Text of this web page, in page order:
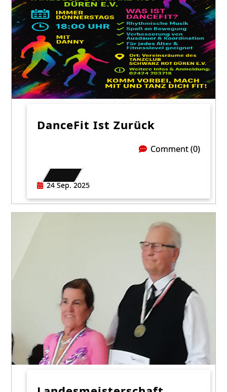
DanceFit Ist Zurück
24 Sep. 2025
Comment (0)